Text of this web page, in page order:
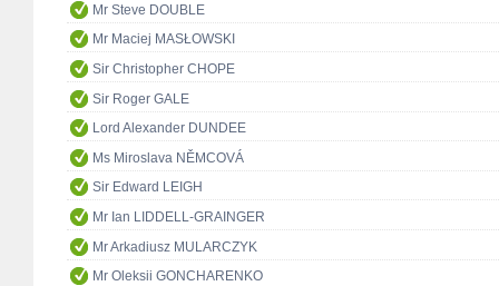
Mr Steve DOUBLE
Mr Maciej MASŁOWSKI
Sir Christopher CHOPE
Sir Roger GALE
Lord Alexander DUNDEE
Ms Miroslava NĚMCOVÁ
Sir Edward LEIGH
Mr Ian LIDDELL-GRAINGER
Mr Arkadiusz MULARCZYK
Mr Oleksii GONCHARENKO